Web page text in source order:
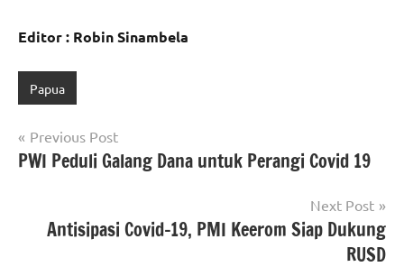
Editor : Robin Sinambela
Papua
Navigasi
pos
Previous Post
PWI Peduli Galang Dana untuk Perangi Covid 19
Next Post
Antisipasi Covid-19, PMI Keerom Siap Dukung
RUSD